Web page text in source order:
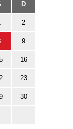
D
2
9
16
23
30